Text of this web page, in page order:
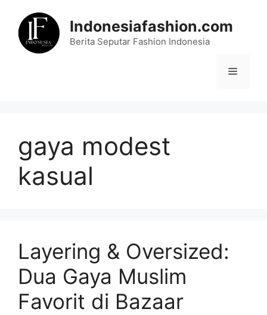
content
Indonesiafashion.com
Berita Seputar Fashion Indonesia
Menu
gaya modest
kasual
Layering & Oversized:
Dua Gaya Muslim
Favorit di Bazaar